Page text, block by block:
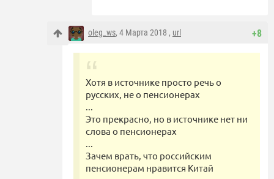
+8
oleg_ws, 4 Марта 2018 , url
Хотя в источнике просто речь о
русских, не о пенсионерах
...
Это прекрасно, но в источнике нет ни
слова о пенсионерах
...
Зачем врать, что российским
пенсионерам нравится Китай